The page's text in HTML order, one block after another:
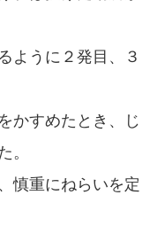
ように２発目、３
かすめたとき、じ
。
慎重にねらいを定